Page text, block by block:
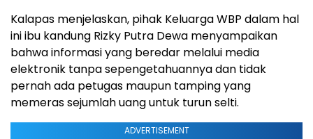
Kalapas menjelaskan, pihak Keluarga WBP dalam hal
ini ibu kandung Rizky Putra Dewa menyampaikan
bahwa informasi yang beredar melalui media
elektronik tanpa sepengetahuannya dan tidak
pernah ada petugas maupun tamping yang
memeras sejumlah uang untuk turun selti.
ADVERTISEMENT